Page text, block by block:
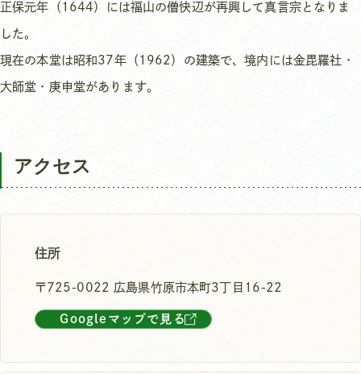
正保元年（1644）には福山の僧快辺が再興して真言宗となりま
した。
現在の本堂は昭和37年（1962）の建築で、境内には金毘羅社・
大師堂・庚申堂があります。
アクセス
住所
〒725-0022 広島県竹原市本町3丁目16-22
Googleマップで見る